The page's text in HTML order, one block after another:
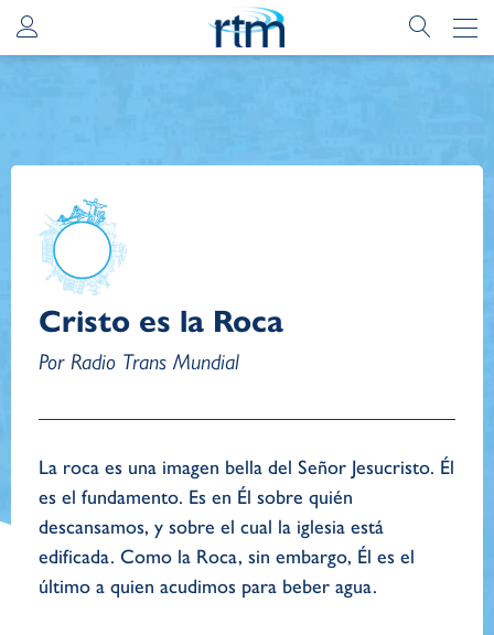
Cristo es la Roca
Por Radio Trans Mundial
La roca es una imagen bella del Señor Jesucristo. Él
es el fundamento. Es en Él sobre quién
descansamos, y sobre el cual la iglesia está
edificada. Como la Roca, sin embargo, Él es el
último a quien acudimos para beber agua.